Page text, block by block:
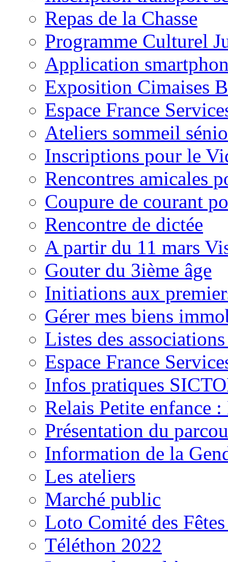
Repas de la Chasse
Programme Culturel
Application
Exposition Cimaises
Espace France
Ateliers sommeil
Inscriptions pour le
Rencontres amicales
Coupure de courant
Rencontre de dictée
A partir du 11 mars
Gouter du 3ième âge
Initiations aux
Gérer mes biens
Listes des
Espace France
Infos pratiques
Relais Petite enfance
Présentation du
Information de la
Les ateliers
Marché public
Loto Comité des
Téléthon 2022